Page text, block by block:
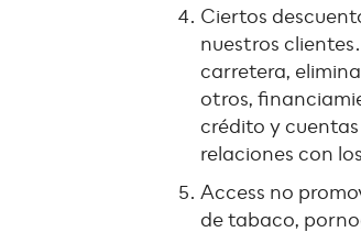
Ciertos
nuestros
carretera,
otros,
crédito y
relaciones con
Access no
de tabaco,